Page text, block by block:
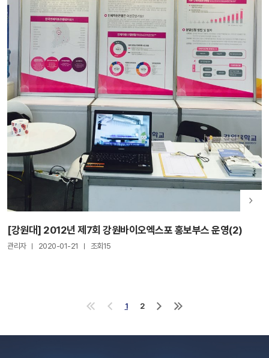
[강원대] 2012년 제7회 강원바이오엑스포 홍보부스 운영(2)
관리자 2020-01-21 조회15
1
2